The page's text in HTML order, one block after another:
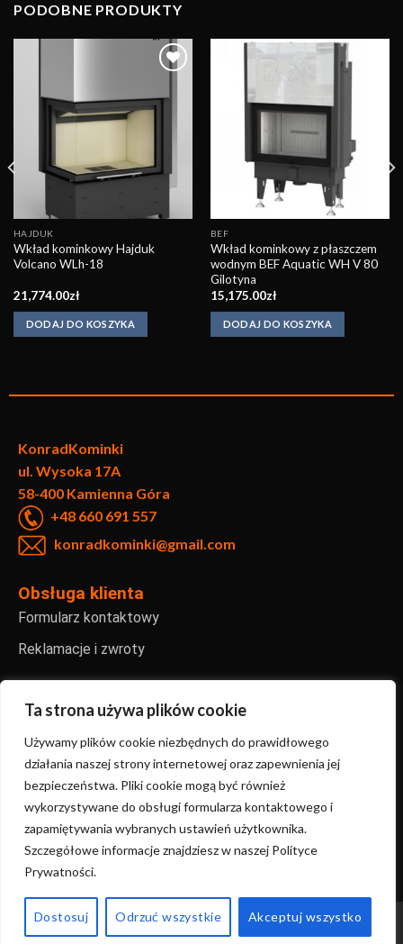
Ta strona używa plików cookie
Używamy plików cookie niezbędnych do prawidłowego
działania naszej strony internetowej oraz zapewnienia jej
bezpieczeństwa. Pliki cookie mogą być również
wykorzystywane do obsługi formularza kontaktowego i
zapamiętywania wybranych ustawień użytkownika.
Szczegółowe informacje znajdziesz w naszej Polityce
Prywatności.
Dostosuj Odrzuć wszystkie Akceptuj wszystko
PODOBNE PRODUKTY
Obserwuj
HAJDUK
Wkład kominkowy Hajduk
Volcano WLh-18
21,774.00zł
DODAJ DO KOSZYKA
BEF
Wkład kominkowy z płaszczem
wodnym BEF Aquatic WH V 80
Gilotyna
15,175.00zł
DODAJ DO KOSZYKA
KonradKominki
ul. Wysoka 17A
58-400 Kamienna Góra
+48 660 691 557
konradkominki@gmail.com
Obsługa klienta
Formularz kontaktowy
Reklamacje i zwroty
Informacje
Regulamin sklepu internetowego
Polityka prywatności
FAQ – najczęściej zadawane pytania
Copyright ©2024 KonradKominki | Stworzone przez
Sanmac.studio